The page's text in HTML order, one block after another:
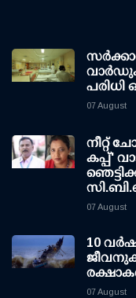
പരിധി
07 August
നീറ്റ്
കപ്പ്'
07 August
10
07 August